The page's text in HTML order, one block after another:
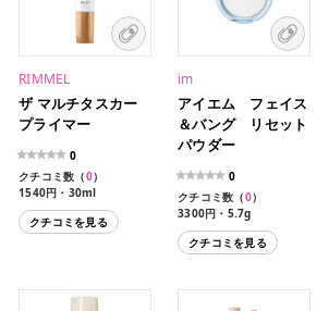
RIMMEL
ザ マルチタスカー
プライマー
0
クチコミ数（0）
1540円・30ml
クチコミを見る
im
アイエム フェイス
＆バング リセット
パウダー
0
クチコミ数（0）
3300円・5.7g
クチコミを見る